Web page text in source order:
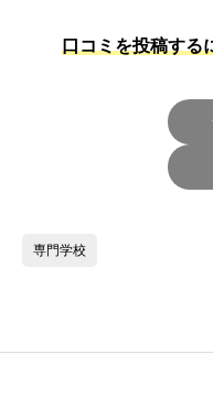
口コミを投稿する
専門学校